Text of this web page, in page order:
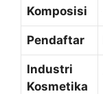
Komposisi
Pendaftar
Industri
Kosmetika